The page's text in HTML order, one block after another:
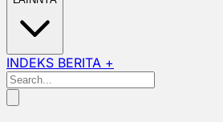
INDEKS BERITA +